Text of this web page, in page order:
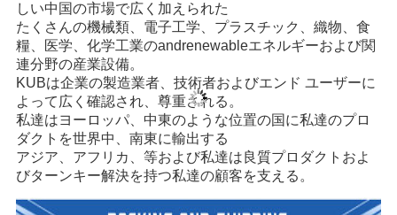
しい中国の市場で広く加えられた
たくさんの機械類、電子工学、プラスチック、織物、食
糧、医学、化学工業のandrenewableエネルギーおよび関
連分野の産業設備。
KUBは企業の製造業者、技術者およびエンド ユーザーに
よって広く確認され、尊重される。
私達はヨーロッパ、中東のような位置の国に私達のプロ
ダクトを世界中、南東に輸出する
アジア、アフリカ、等および私達は良質プロダクトおよ
びターンキー解決を持つ私達の顧客を支える。